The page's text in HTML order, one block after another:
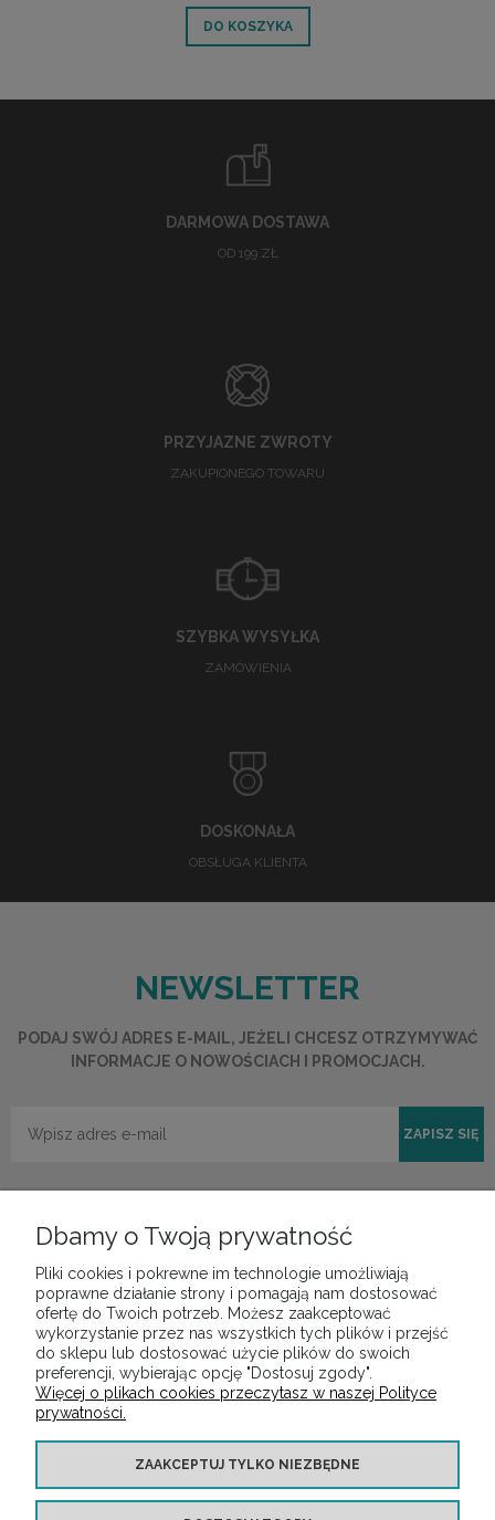
DO KOSZYKA
DARMOWA DOSTAWA
OD 199 ZŁ
PRZYJAZNE ZWROTY
ZAKUPIONEGO TOWARU
SZYBKA WYSYŁKA
ZAMÓWIENIA
DOSKONAŁA
OBSŁUGA KLIENTA
NEWSLETTER
PODAJ SWÓJ ADRES E-MAIL, JEŻELI CHCESZ OTRZYMYWAĆ
INFORMACJE O NOWOŚCIACH I PROMOCJACH.
ZAPISZ SIĘ
POMOC
MOJE KONTO
INFORMACJE
Dbamy o Twoją prywatność
Pliki cookies i pokrewne im technologie umożliwiają
poprawne działanie strony i pomagają nam dostosować
ofertę do Twoich potrzeb. Możesz zaakceptować
wykorzystanie przez nas wszystkich tych plików i przejść
do sklepu lub dostosować użycie plików do swoich
preferencji, wybierając opcję "Dostosuj zgody".
Więcej o plikach cookies przeczytasz w naszej Polityce
prywatności.
ZAAKCEPTUJ TYLKO NIEZBĘDNE